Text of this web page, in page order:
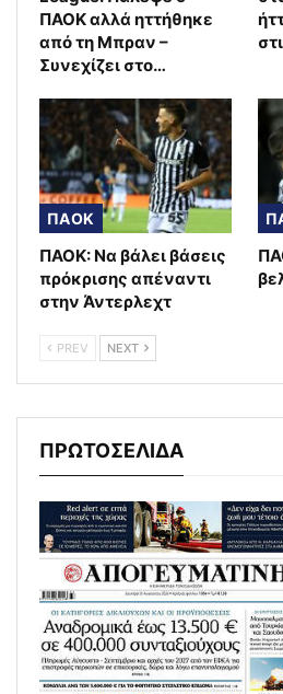
ΠΑΟΚ αλλά ηττήθηκε
από τη Μπραν –
Συνεχίζει στο…
ΠΑΟΚ
ΠΑΟΚ: Να βάλει βάσεις
πρόκρισης απέναντι
στην Άντερλεχτ
PREV NEXT
ΠΡΩΤΟΣΕΛΙΔΑ